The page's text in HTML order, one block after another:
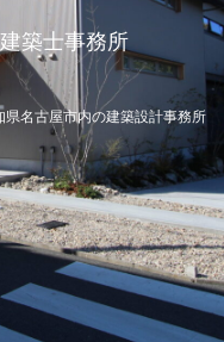
築士事務所
名古屋市内の建築設計事務所